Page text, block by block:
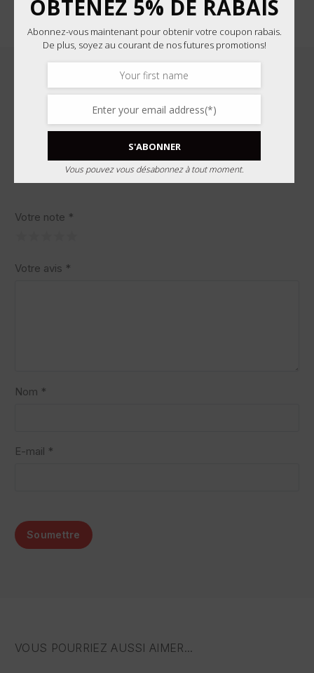
Il n’y a pas encore d’avis.
AJOUTER UN AVIS
Votre note *
Votre avis *
Nom *
E-mail *
Soumettre
VOUS POURRIEZ AUSSI AIMER...
OBTENEZ 5% DE RABAIS
Abonnez-vous maintenant pour obtenir votre coupon rabais.
De plus, soyez au courant de nos futures promotions!
S'ABONNER
Vous pouvez vous désabonnez à tout moment.